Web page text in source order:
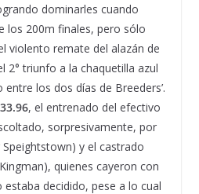
dominarles cuando
los 200m finales, pero sólo
violento remate del alazán de
2° triunfo a la chaquetilla azul
los dos días de Breeders’.
, el entrenado del efectivo
sorpresivamente, por
Speightstown) y el castrado
quienes cayeron con
decidido, pese a lo cual